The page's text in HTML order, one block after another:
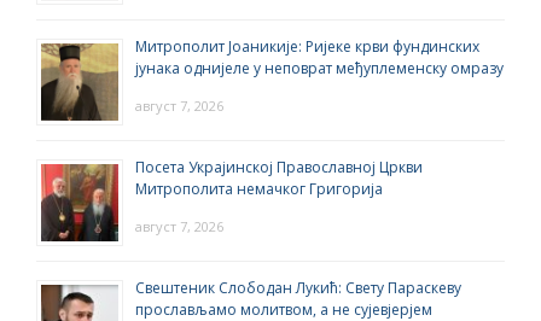
Митрополит Јоаникије: Ријеке крви фундинских
јунака однијеле у неповрат међуплеменску омразу
август 7, 2026
Посета Украјинској Православној Цркви
Митрополита немачког Григорија
август 7, 2026
Свештеник Слободан Лукић: Свету Параскеву
прослављамо молитвом, а не сујевјерјем